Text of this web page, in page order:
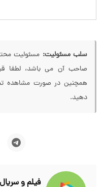
سلب مسئولیت: مسئولیت
صاحب آن می باشد، لطفا
همچنین در صورت مشاهده
دهید.
فیلم و